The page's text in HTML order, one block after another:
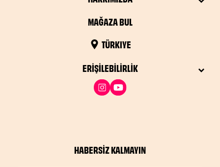
MAĞAZA BUL
TÜRKIYE
ERIŞILEBILIRLIK
HABERSIZ KALMAYIN